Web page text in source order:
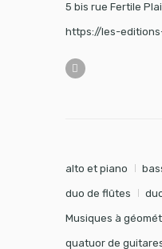
5 bis rue Fertile
https://les-
alto et piano
duo de flûtes
Musiques à
quatuor de